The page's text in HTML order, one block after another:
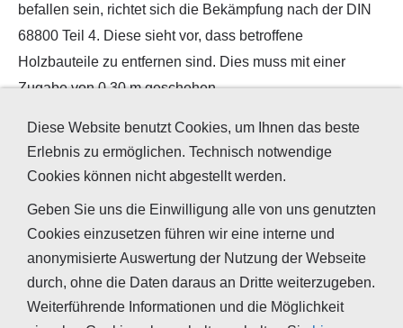
befallen sein, richtet sich die Bekämpfung nach der DIN
68800 Teil 4. Diese sieht vor, dass betroffene
Holzbauteile zu entfernen sind. Dies muss mit einer
Zugabe von 0,30 m geschehen.
Die wichtigste Maßnahme, um einem Befall mit dem
braunen Kellerschwamm vorzubeugen ist es, alle
Holzbauteile eines Gebäudes dauerhaft vor Nässe zu
schützen. Auch verdeckte Bereiche sollten deshalb nach
Möglichkeit regelmäßig kontrolliert werden.
Diese Website benutzt Cookies, um Ihnen das beste
Erlebnis zu ermöglichen. Technisch notwendige
Cookies können nicht abgestellt werden.
Geben Sie uns die Einwilligung alle von uns genutzten
Cookies einzusetzen führen wir eine interne und
anonymisierte Auswertung der Nutzung der Webseite
durch, ohne die Daten daraus an Dritte weiterzugeben.
Weiterführende Informationen und die Möglichkeit